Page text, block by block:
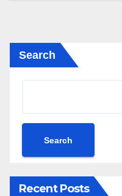
Search
Search
Recent Posts